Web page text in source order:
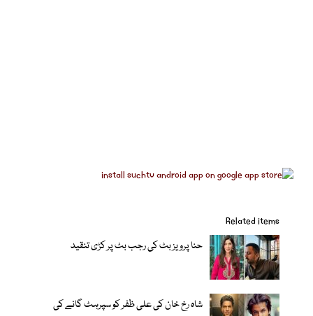
Related items
حنا پرویز بٹ کی رجب بٹ پر کڑی تنقید
شاہ رخ خان کی علی ظفر کو سپرہٹ گانے کی